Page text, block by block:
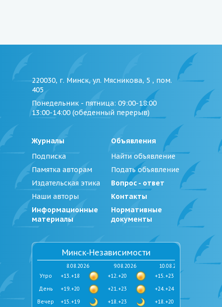
220030, г. Минск, ул. Мясникова, 5 , пом.
405
Понедельник - пятница: 09:00-18:00
13:00-14:00 (обеденный перерыв)
Журналы
Подписка
Памятка авторам
Издательская этика
Наши авторы
Информационные
материалы
Объявления
Найти объявление
Подать объявление
Вопрос - ответ
Контакты
Нормативные
документы
Минск-Независимости
8.08.2026
+13..+18
+19..+20
+15..+19
9.08.2026
+12..+20
+21..+23
+18..+23
10.08.2026
+15..+23
+24..+24
+18..+20
Вечер
День
Утро